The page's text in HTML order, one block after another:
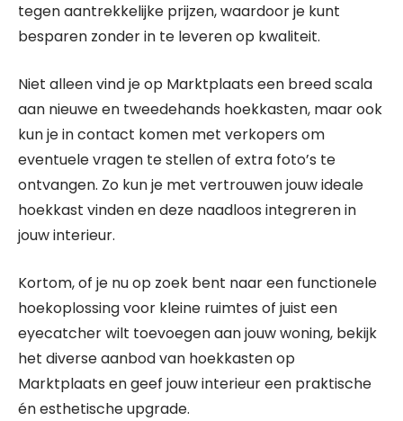
tegen aantrekkelijke prijzen, waardoor je kunt
besparen zonder in te leveren op kwaliteit.
Niet alleen vind je op Marktplaats een breed scala
aan nieuwe en tweedehands hoekkasten, maar ook
kun je in contact komen met verkopers om
eventuele vragen te stellen of extra foto’s te
ontvangen. Zo kun je met vertrouwen jouw ideale
hoekkast vinden en deze naadloos integreren in
jouw interieur.
Kortom, of je nu op zoek bent naar een functionele
hoekoplossing voor kleine ruimtes of juist een
eyecatcher wilt toevoegen aan jouw woning, bekijk
het diverse aanbod van hoekkasten op
Marktplaats en geef jouw interieur een praktische
én esthetische upgrade.